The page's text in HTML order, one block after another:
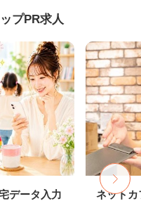
プPR求人
データ入力 ネットカ